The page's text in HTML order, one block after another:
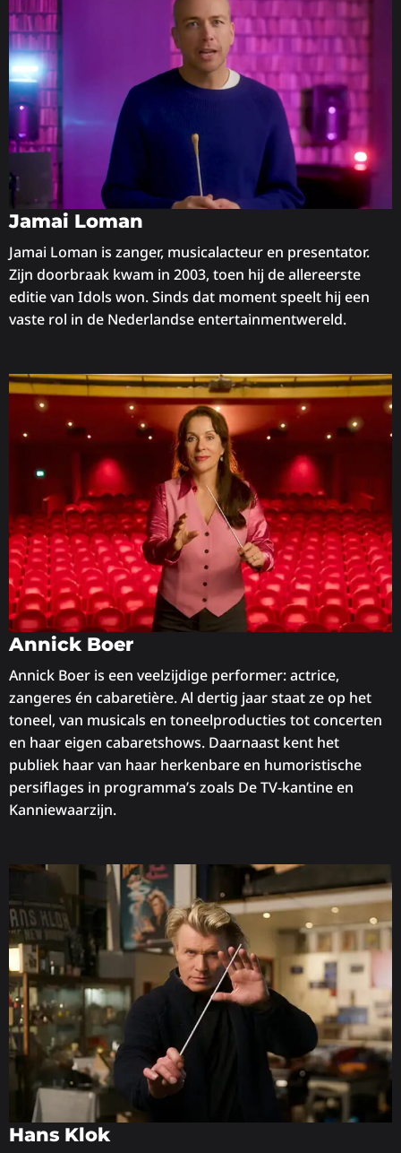
Jamai Loman
Jamai Loman is zanger, musicalacteur en presentator.
Zijn doorbraak kwam in 2003, toen hij de allereerste
editie van Idols won. Sinds dat moment speelt hij een
vaste rol in de Nederlandse entertainmentwereld.
Annick Boer
Annick Boer is een veelzijdige performer: actrice,
zangeres én cabaretière. Al dertig jaar staat ze op het
toneel, van musicals en toneelproducties tot concerten
en haar eigen cabaretshows. Daarnaast kent het
publiek haar van haar herkenbare en humoristische
persiflages in programma’s zoals De TV-kantine en
Kanniewaarzijn.
Hans Klok